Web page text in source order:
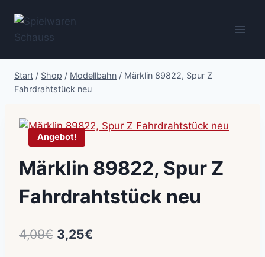
Inhalt
springen
Start / Shop / Modellbahn / Märklin 89822, Spur Z
Fahrdrahtstück neu
Angebot!
Märklin 89822, Spur Z
Fahrdrahtstück neu
4,09€ Ursprünglicher
3,25€